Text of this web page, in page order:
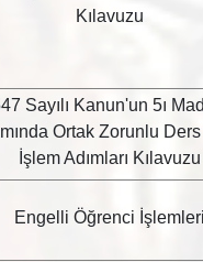
Kılavuzu
Sayılı Kanun'un 5ı
Ortak Zorunlu Ders
İşlem Adımları Kılavuzu
Engelli Öğrenci İşlemleri